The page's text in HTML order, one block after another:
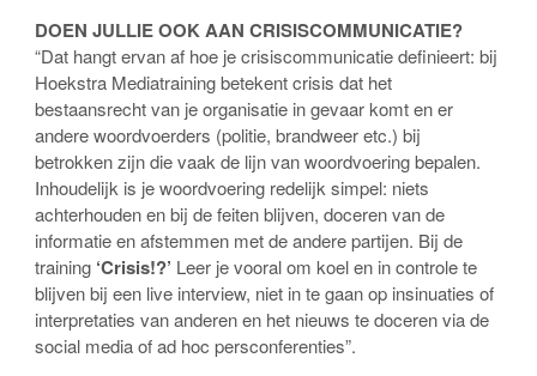
DOEN JULLIE OOK AAN CRISISCOMMUNICATIE?
“Dat hangt ervan af hoe je crisiscommunicatie definieert: bij
Hoekstra Mediatraining betekent crisis dat het
bestaansrecht van je organisatie in gevaar komt en er
andere woordvoerders (politie, brandweer etc.) bij
betrokken zijn die vaak de lijn van woordvoering bepalen.
Inhoudelijk is je woordvoering redelijk simpel: niets
achterhouden en bij de feiten blijven, doceren van de
informatie en afstemmen met de andere partijen. Bij de
training ‘Crisis!?’ Leer je vooral om koel en in controle te
blijven bij een live interview, niet in te gaan op insinuaties of
interpretaties van anderen en het nieuws te doceren via de
social media of ad hoc persconferenties”.